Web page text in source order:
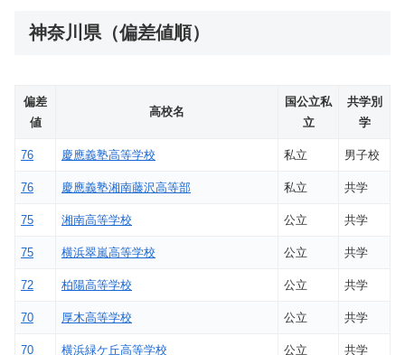
神奈川県（偏差値順）
偏差
値
高校名
国公立私
立
共学別
学
76 慶應義塾高等学校 私立 男子校
76 慶應義塾湘南藤沢高等部 私立 共学
75 湘南高等学校 公立 共学
75 横浜翠嵐高等学校 公立 共学
72 柏陽高等学校 公立 共学
70 厚木高等学校 公立 共学
70 横浜緑ケ丘高等学校 公立 共学